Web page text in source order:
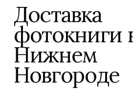
Доставка
фотокниги
Нижнем
Новгороде